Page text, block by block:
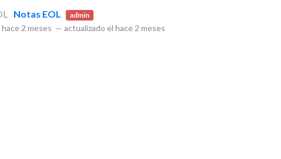
Notas EOL admin
hace 2 meses — actualizado el hace 2 meses